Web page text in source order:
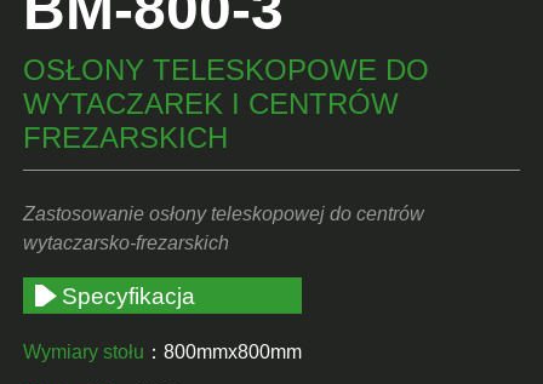
OSŁONY TELESKOPOWE DO
WYTACZAREK I CENTRÓW
FREZARSKICH
Zastosowanie osłony teleskopowej do centrów
wytaczarsko-frezarskich
Specyfikacja
Wymiary stołu ：800mmx800mm